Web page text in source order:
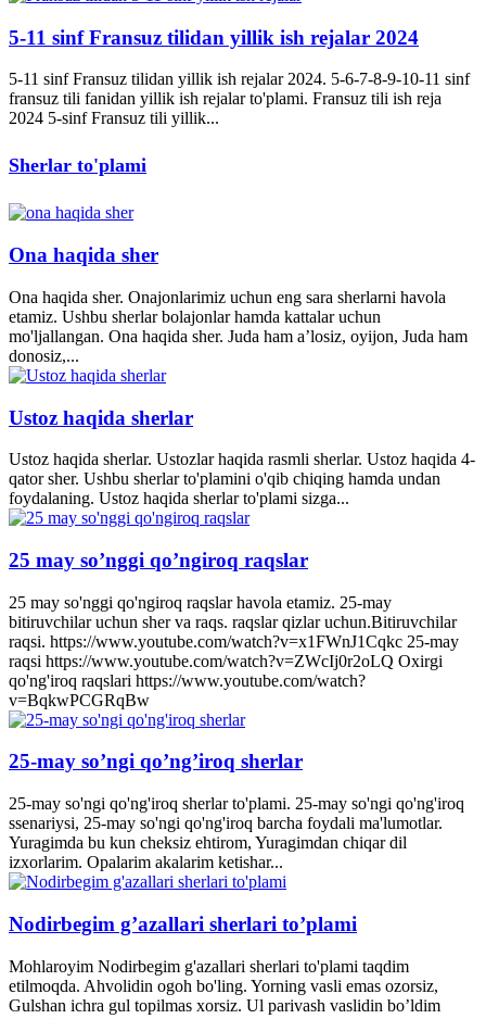
5-11 sinf Fransuz tilidan yillik ish rejalar 2024
5-11 sinf Fransuz tilidan yillik ish rejalar 2024. 5-6-7-8-9-10-11 sinf
fransuz tili fanidan yillik ish rejalar to'plami. Fransuz tili ish reja
2024 5-sinf Fransuz tili yillik...
Sherlar to'plami
Ona haqida sher
Ona haqida sher. Onajonlarimiz uchun eng sara sherlarni havola
etamiz. Ushbu sherlar bolajonlar hamda kattalar uchun
mo'ljallangan. Ona haqida sher. Juda ham a’losiz, oyijon, Juda ham
donosiz,...
Ustoz haqida sherlar
Ustoz haqida sherlar. Ustozlar haqida rasmli sherlar. Ustoz haqida 4-
qator sher. Ushbu sherlar to'plamini o'qib chiqing hamda undan
foydalaning. Ustoz haqida sherlar to'plami sizga...
25 may so’nggi qo’ngiroq raqslar
25 may so'nggi qo'ngiroq raqslar havola etamiz. 25-may
bitiruvchilar uchun sher va raqs. raqslar qizlar uchun.Bitiruvchilar
raqsi. https://www.youtube.com/watch?v=x1FWnJ1Cqkc 25-may
raqsi https://www.youtube.com/watch?v=ZWcIj0r2oLQ Oxirgi
qo'ng'iroq raqslari https://www.youtube.com/watch?
v=BqkwPCGRqBw
25-may so’ngi qo’ng’iroq sherlar
25-may so'ngi qo'ng'iroq sherlar to'plami. 25-may so'ngi qo'ng'iroq
ssenariysi, 25-may so'ngi qo'ng'iroq barcha foydali ma'lumotlar.
Yuragimda bu kun cheksiz ehtirom, Yuragimdan chiqar dil
izxorlarim. Opalarim akalarim ketishar...
Nodirbegim g’azallari sherlari to’plami
Mohlaroyim Nodirbegim g'azallari sherlari to'plami taqdim
etilmoqda. Ahvolidin ogoh bo'ling. Yorning vasli emas ozorsiz,
Gulshan ichra gul topilmas xorsiz. Ul parivash vaslidin bo’ldim